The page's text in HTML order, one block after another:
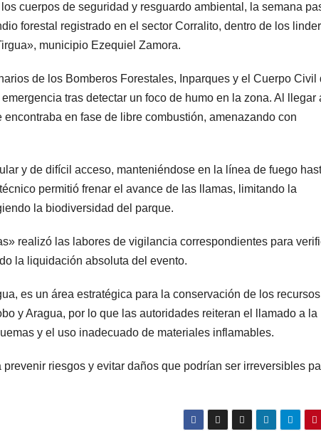
cuerpos de seguridad y resguardo ambiental, la semana
forestal registrado en el sector Corralito, dentro de los
municipio Ezequiel Zamora.
de los Bomberos Forestales, Inparques y el Cuerpo Civil
tras detectar un foco de humo en la zona. Al llegar
en fase de libre combustión, amenazando con
y de difícil acceso, manteniéndose en la línea de fuego
permitió frenar el avance de las llamas, limitando la
la biodiversidad del parque.
realizó las labores de vigilancia correspondientes para
la liquidación absoluta del evento.
es un área estratégica para la conservación de los recursos
y Aragua, por lo que las autoridades reiteran el llamado a la
y el uso inadecuado de materiales inflamables.
riesgos y evitar daños que podrían ser irreversibles